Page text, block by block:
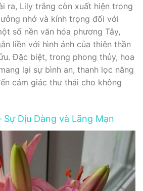
ra, Lily trắng còn xuất hiện trong
nhớ và kính trọng đối với
số nền văn hóa phương Tây,
liền với hình ảnh của thiên thần
Đặc biệt, trong phong thủy, hoa
lại sự bình an, thanh lọc năng
cảm giác thư thái cho không
Sự Dịu Dàng và Lãng Mạn